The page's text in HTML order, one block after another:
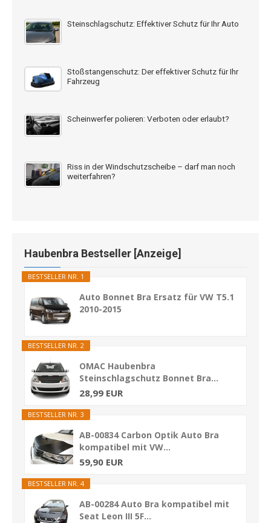
Steinschlagschutz: Effektiver Schutz für Ihr Auto
Stoßstangenschutz: Der effektiver Schutz für Ihr
Fahrzeug
Scheinwerfer polieren: Verboten oder erlaubt?
Riss in der Windschutzscheibe – darf man noch
weiterfahren?
Haubenbra Bestseller [Anzeige]
BESTSELLER NR. 1
Auto Bonnet Bra Ersatz für VW T5.1
2010-2015
BESTSELLER NR. 2
OMAC Haubenbra
Steinschlagschutz Bonnet Bra...
28,99 EUR
BESTSELLER NR. 3
AB-00834 Carbon Optik Auto Bra
kompatibel mit VW...
59,90 EUR
BESTSELLER NR. 4
AB-00284 Auto Bra kompatibel mit
Seat Leon III 5F...